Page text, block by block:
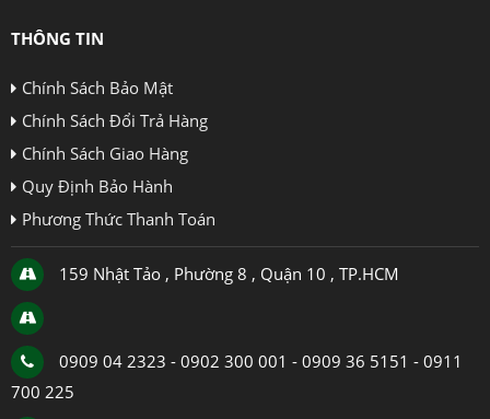
THÔNG TIN
Chính Sách Bảo Mật
Chính Sách Đổi Trả Hàng
Chính Sách Giao Hàng
Quy Định Bảo Hành
Phương Thức Thanh Toán
159 Nhật Tảo , Phường 8 , Quận 10 , TP.HCM
0909 04 2323 - 0902 300 001 - 0909 36 5151 - 0911
700 225